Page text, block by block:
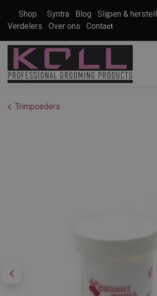
Shop Syntra Blog Slijpen &
Verdelers
Over ons Contact
Trimpoeders